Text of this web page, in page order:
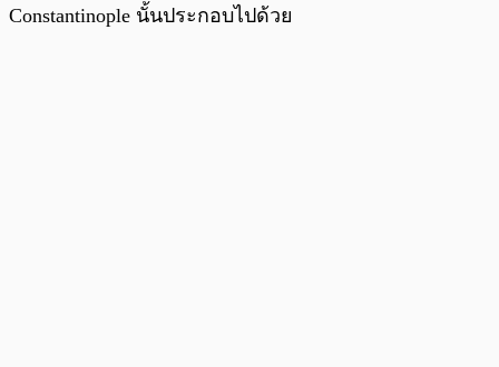
Constantinople นั้นประกอบไปด้วย